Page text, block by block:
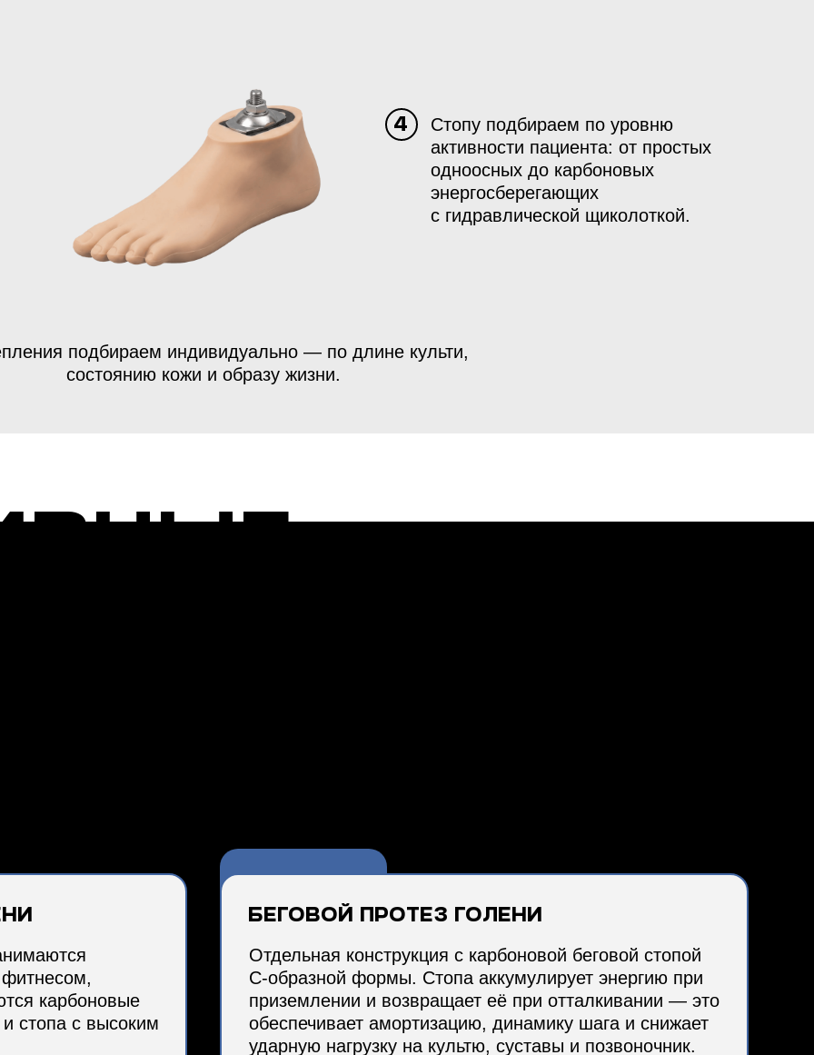
Стопу подбираем по уровню
активности пациента: от простых
одноосных до карбоновых
энергосберегающих
с гидравлической щиколоткой.
подбираем индивидуально — по длине культи,
состоянию кожи и образу жизни.
4
Отдельная конструкция с карбоновой беговой стопой
С-образной формы. Стопа аккумулирует энергию при
приземлении и возвращает её при отталкивании — это
обеспечивает амортизацию, динамику шага и снижает
ударную нагрузку на культю, суставы и позвоночник.
Беговой протез голени
фитнесом,
карбоновые
стопа с высоким